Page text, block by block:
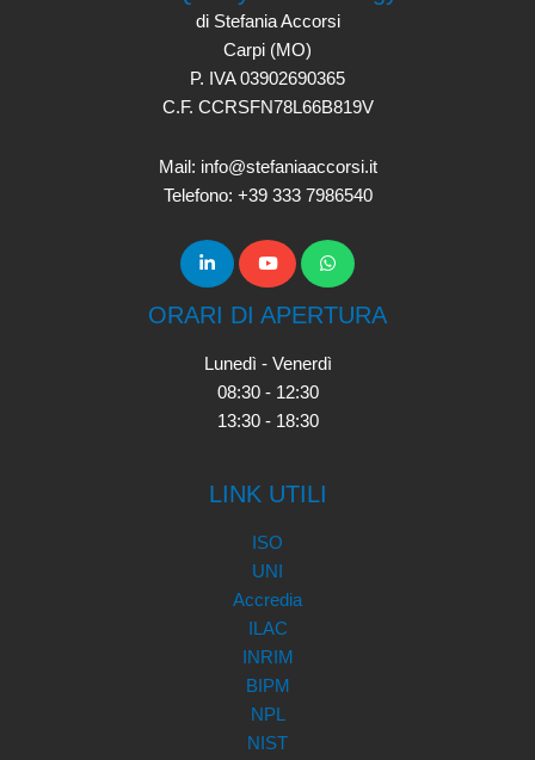
di Stefania Accorsi
Carpi (MO)
P. IVA 03902690365
C.F. CCRSFN78L66B819V
Mail: info@stefaniaaccorsi.it
Telefono: +39 333 7986540
ORARI DI APERTURA
Lunedì - Venerdì
08:30 - 12:30
13:30 - 18:30
LINK UTILI
ISO
UNI
Accredia
ILAC
INRIM
BIPM
NPL
NIST